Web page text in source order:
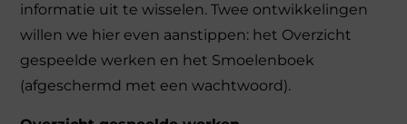
informatie uit te wisselen. Twee ontwikkelingen
willen we hier even aanstippen: het Overzicht
gespeelde werken en het Smoelenboek
(afgeschermd met een wachtwoord).